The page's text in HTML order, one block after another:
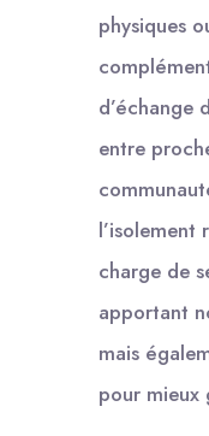
physiques
d’échange
entre
l’isolement
charge de
apportant
mais
pour mieux